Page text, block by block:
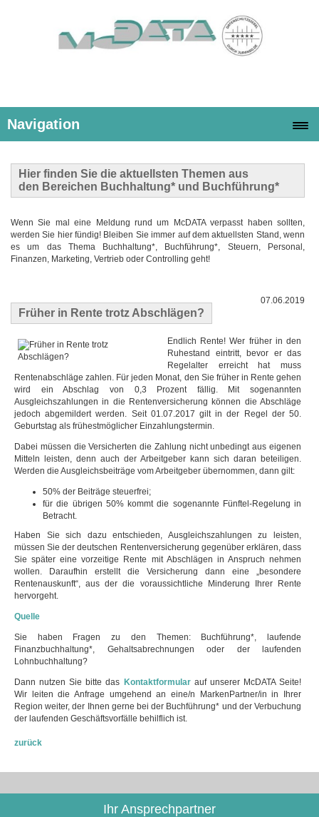
Navigation
Hier finden Sie die aktuellsten Themen aus
den Bereichen Buchhaltung* und Buchführung*
Wenn Sie mal eine Meldung rund um McDATA verpasst haben sollten,
werden Sie hier fündig! Bleiben Sie immer auf dem aktuellsten Stand, wenn
es um das Thema Buchhaltung*, Buchführung*, Steuern, Personal,
Finanzen, Marketing, Vertrieb oder Controlling geht!
Früher in Rente trotz Abschlägen?
07.06.2019
Endlich Rente! Wer früher in den
Ruhestand eintritt, bevor er das
Regelalter erreicht hat muss
Rentenabschläge zahlen. Für jeden Monat, den Sie früher in Rente gehen
wird ein Abschlag von 0,3 Prozent fällig. Mit sogenannten
Ausgleichszahlungen in die Rentenversicherung können die Abschläge
jedoch abgemildert werden. Seit 01.07.2017 gilt in der Regel der 50.
Geburtstag als frühestmöglicher Einzahlungstermin.
Dabei müssen die Versicherten die Zahlung nicht unbedingt aus eigenen
Mitteln leisten, denn auch der Arbeitgeber kann sich daran beteiligen.
Werden die Ausgleichsbeiträge vom Arbeitgeber übernommen, dann gilt:
50% der Beiträge steuerfrei;
für die übrigen 50% kommt die sogenannte Fünftel-Regelung in
Betracht.
Haben Sie sich dazu entschieden, Ausgleichszahlungen zu leisten,
müssen Sie der deutschen Rentenversicherung gegenüber erklären, dass
Sie später eine vorzeitige Rente mit Abschlägen in Anspruch nehmen
wollen. Daraufhin erstellt die Versicherung dann eine „besondere
Rentenauskunft“, aus der die voraussichtliche Minderung Ihrer Rente
hervorgeht.
Quelle
Sie haben Fragen zu den Themen: Buchführung*, laufende
Finanzbuchhaltung*, Gehaltsabrechnungen oder der laufenden
Lohnbuchhaltung?
Dann nutzen Sie bitte das Kontaktformularauf unserer McDATA Seite!
Wir leiten die Anfrage umgehend an eine/n MarkenPartner/in in Ihrer
Region weiter, der Ihnen gerne bei der Buchführung* und der Verbuchung
der laufenden Geschäftsvorfälle behilflich ist.
zurück
Ihr Ansprechpartner